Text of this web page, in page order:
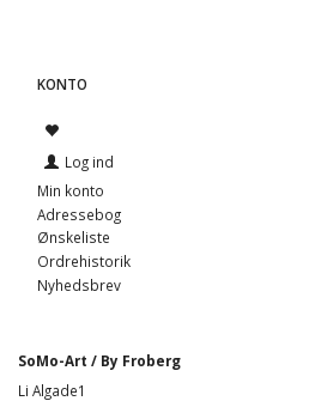
KONTO
Log ind
Min konto
Adressebog
Ønskeliste
Ordrehistorik
Nyhedsbrev
SoMo-Art / By Froberg
Li Algade1